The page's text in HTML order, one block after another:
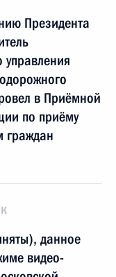
Президента
управления
в Приёмной
по приёму
граждан
данное
видео-